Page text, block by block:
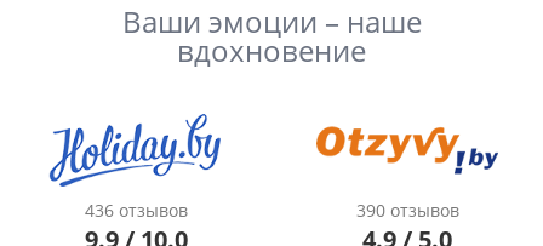
Ваши эмоции – наше
вдохновение
436 отзывов
9.9 / 10.0
390 отзывов
4.9 / 5.0